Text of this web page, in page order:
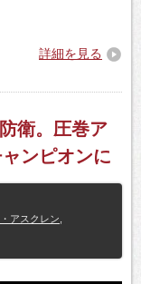
詳細を見る
衛。圧巻ア
ンピオンに
アスクレン